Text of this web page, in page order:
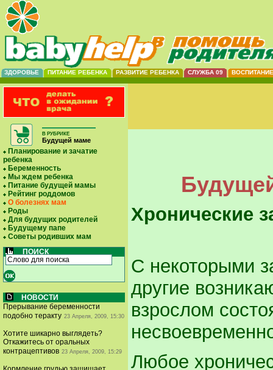
ЗДОРОВЬЕ ПИТАНИЕ РЕБЕНКА РАЗВИТИЕ РЕБЕНКА СЛУЖБА 09 ВОСПИТАНИЕ
В РУБРИКЕ
Будущей маме
Планирование и зачатие
ребенка
Беременность
Мы ждем ребенка
Питание будущей мамы
Рейтинг роддомов
О болезнях мам
Роды
Для будущих родителей
Будущему папе
Советы родивших мам
ПОИСК
НОВОСТИ
Прерывание беременности
подобно теракту 23 Апреля, 2009, 15:30
Хотите шикарно выглядеть?
Откажитесь от оральных
контрацептивов 23 Апреля, 2009, 15:29
Хронические
С некоторыми
другие
взрослом
Любое